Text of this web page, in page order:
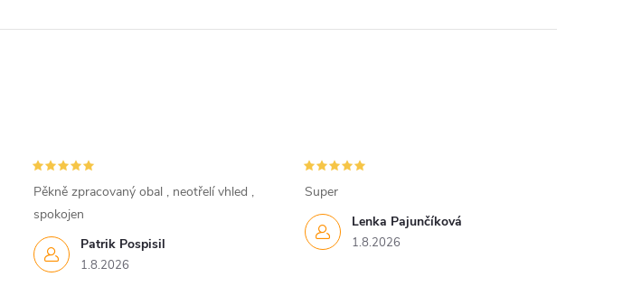
Patrik Pospisil
1.8.2026
Pěkně zpracovaný obal , neotřelí vhled ,
spokojen
Lenka Pajunčíková
1.8.2026
Super